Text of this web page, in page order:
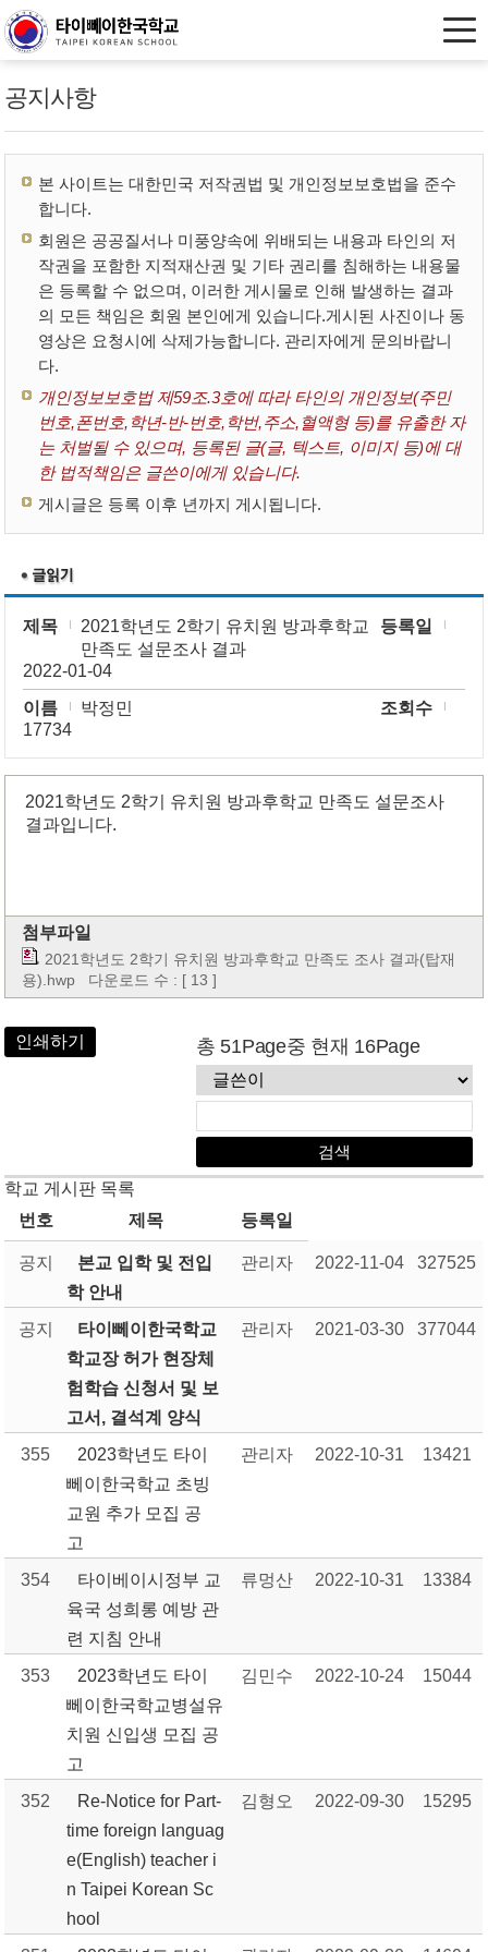
공지사항
본 사이트는 대한민국 저작권법 및 개인정보보호법을 준수
합니다.
회원은 공공질서나 미풍양속에 위배되는 내용과 타인의 저
작권을 포함한 지적재산권 및 기타 권리를 침해하는 내용물
은 등록할 수 없으며, 이러한 게시물로 인해 발생하는 결과
의 모든 책임은 회원 본인에게 있습니다.게시된 사진이나 동
영상은 요청시에 삭제가능합니다. 관리자에게 문의바랍니
다.
개인정보보호법 제59조.3호에 따라 타인의 개인정보(주민
번호,폰번호,학년-반-번호,학번,주소,혈액형 등)를 유출한 자
는 처벌될 수 있으며, 등록된 글(글, 텍스트, 이미지 등)에 대
한 법적책임은 글쓴이에게 있습니다.
게시글은 등록 이후 년까지 게시됩니다.
제목
2021학년도 2학기 유치원 방과후학교
만족도 설문조사 결과
등록일
2022-01-04
이름
박정민
조회수
17734
2021학년도 2학기 유치원 방과후학교 만족도 설문조사
결과입니다.
첨부파일
2021학년도 2학기 유치원 방과후학교 만족도 조사 결과(탑재
용).hwp 다운로드 수 : [ 13 ]
인쇄하기 총 51Page중 현재 16Page
학교 게시판 목록
번호
제목 등록일
공지
본교 입학 및 전입
학 안내
관리자 2022-11-04 327525
공지
타이뻬이한국학교
학교장 허가 현장체
험학습 신청서 및 보
고서, 결석계 양식
관리자 2021-03-30 377044
355
2023학년도 타이
뻬이한국학교 초빙
교원 추가 모집 공
고
관리자 2022-10-31 13421
354
타이베이시정부 교
육국 성희롱 예방 관
련 지침 안내
류멍산 2022-10-31 13384
353
2023학년도 타이
뻬이한국학교병설유
치원 신입생 모집 공
고
김민수 2022-10-24 15044
352
Re-Notice for Part-
time foreign languag
e(English) teacher i
n Taipei Korean Sc
hool
김형오 2022-09-30 15295